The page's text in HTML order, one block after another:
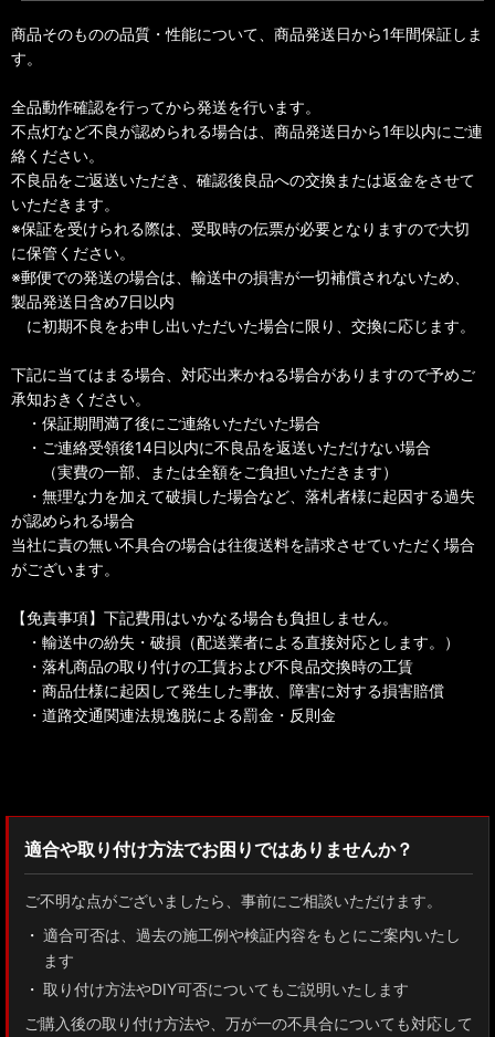
商品そのものの品質・性能について、商品発送日から1年間保証しま
す。
全品動作確認を行ってから発送を行います。
不点灯など不良が認められる場合は、商品発送日から1年以内にご連
絡ください。
不良品をご返送いただき、確認後良品への交換または返金をさせて
いただきます。
※保証を受けられる際は、受取時の伝票が必要となりますので大切
に保管ください。
※郵便での発送の場合は、輸送中の損害が一切補償されないため、
製品発送日含め7日以内
に初期不良をお申し出いただいた場合に限り、交換に応じます。
下記に当てはまる場合、対応出来かねる場合がありますので予めご
承知おきください。
・保証期間満了後にご連絡いただいた場合
・ご連絡受領後14日以内に不良品を返送いただけない場合
（実費の一部、または全額をご負担いただきます）
・無理な力を加えて破損した場合など、落札者様に起因する過失
が認められる場合
当社に責の無い不具合の場合は往復送料を請求させていただく場合
がございます。
【免責事項】下記費用はいかなる場合も負担しません。
・輸送中の紛失・破損（配送業者による直接対応とします。）
・落札商品の取り付けの工賃および不良品交換時の工賃
・商品仕様に起因して発生した事故、障害に対する損害賠償
・道路交通関連法規逸脱による罰金・反則金
適合や取り付け方法でお困りではありませんか？
ご不明な点がございましたら、事前にご相談いただけます。
適合可否は、過去の施工例や検証内容をもとにご案内いたし
ます
取り付け方法やDIY可否についてもご説明いたします
ご購入後の取り付け方法や、万が一の不具合についても対応して